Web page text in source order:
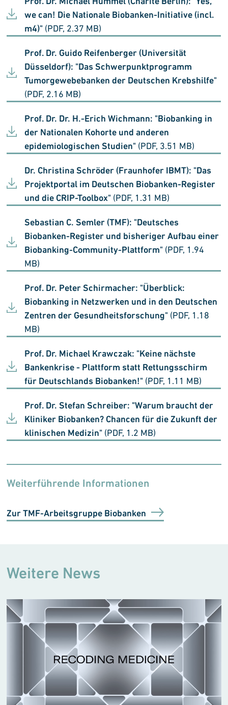
we can! Die Nationale Biobanken-Initiative (incl.
m4)" (PDF, 2.37 MB)
Prof. Dr. Guido Reifenberger (Universität
Düsseldorf): "Das Schwerpunktprogramm
Tumorgewebebanken der Deutschen Krebshilfe"
(PDF, 2.16 MB)
Prof. Dr. Dr. H.-Erich Wichmann: "Biobanking in
der Nationalen Kohorte und anderen
epidemiologischen Studien" (PDF, 3.51 MB)
Dr. Christina Schröder (Fraunhofer IBMT): "Das
Projektportal im Deutschen Biobanken-Register
und die CRIP-Toolbox" (PDF, 1.31 MB)
Sebastian C. Semler (TMF): "Deutsches
Biobanken-Register und bisheriger Aufbau einer
Biobanking-Community-Plattform" (PDF, 1.94
MB)
Prof. Dr. Peter Schirmacher: "Überblick:
Biobanking in Netzwerken und in den Deutschen
Zentren der Gesundheitsforschung" (PDF, 1.18
MB)
Prof. Dr. Michael Krawczak: "Keine nächste
Bankenkrise - Plattform statt Rettungsschirm
für Deutschlands Biobanken!" (PDF, 1.11 MB)
Prof. Dr. Stefan Schreiber: "Warum braucht der
Kliniker Biobanken? Chancen für die Zukunft der
klinischen Medizin" (PDF, 1.2 MB)
Weiterführende Informationen
Zur TMF-Arbeitsgruppe Biobanken
Weitere News